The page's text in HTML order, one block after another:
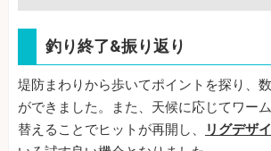
釣り終了&振り返り
堤防まわりから歩いてポイントを探り、
ができました。また、天候に応じてワー
替えることでヒットが再開し、
リグデザ